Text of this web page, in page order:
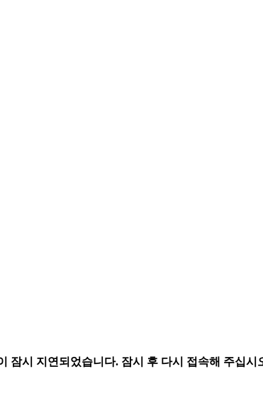
잠시 지연되었습니다. 잠시 후 다시 접속해 주십시